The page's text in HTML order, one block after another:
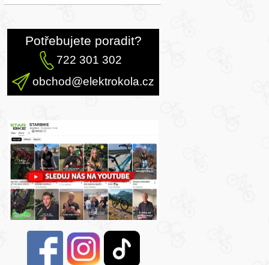
Potřebujete poradit?
722 301 302
obchod@elektrokola.cz